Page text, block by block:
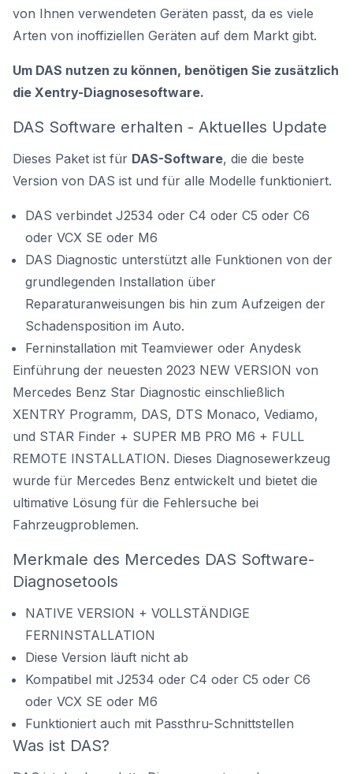
von Ihnen verwendeten Geräten passt, da es viele
Arten von inoffiziellen Geräten auf dem Markt gibt.
Um DAS nutzen zu können, benötigen Sie zusätzlich
die Xentry-Diagnosesoftware.
DAS Software erhalten - Aktuelles Update
Dieses Paket ist für DAS-Software, die die beste
Version von DAS ist und für alle Modelle funktioniert.
DAS verbindet J2534 oder C4 oder C5 oder C6
oder VCX SE oder M6
DAS Diagnostic unterstützt alle Funktionen von der
grundlegenden Installation über
Reparaturanweisungen bis hin zum Aufzeigen der
Schadensposition im Auto.
Ferninstallation mit Teamviewer oder Anydesk
Einführung der neuesten 2023 NEW VERSION von
Mercedes Benz Star Diagnostic einschließlich
XENTRY Programm, DAS, DTS Monaco, Vediamo,
und STAR Finder + SUPER MB PRO M6 + FULL
REMOTE INSTALLATION. Dieses Diagnosewerkzeug
wurde für Mercedes Benz entwickelt und bietet die
ultimative Lösung für die Fehlersuche bei
Fahrzeugproblemen.
Merkmale des Mercedes DAS Software-
Diagnosetools
NATIVE VERSION + VOLLSTÄNDIGE
FERNINSTALLATION
Diese Version läuft nicht ab
Kompatibel mit J2534 oder C4 oder C5 oder C6
oder VCX SE oder M6
Funktioniert auch mit Passthru-Schnittstellen
Was ist DAS?